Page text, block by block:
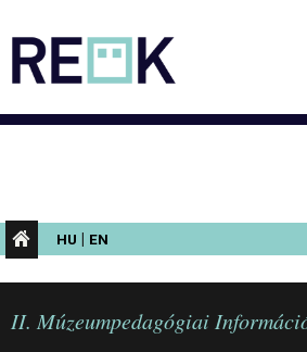
HU | EN
PROGRAMOK
KIÁLLÍTÁSOK
II. Múzeumpedagógiai